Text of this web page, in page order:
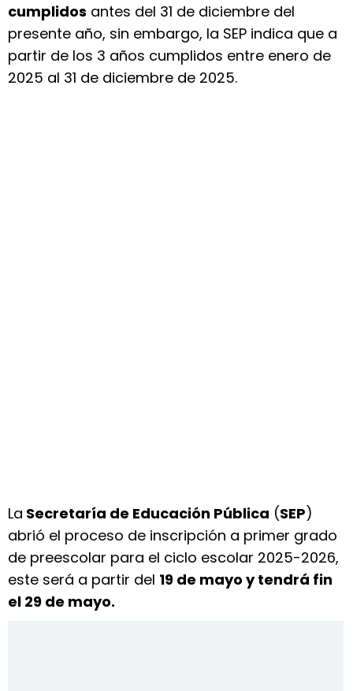
cumplidos antes del 31 de diciembre del
presente año, sin embargo, la SEP indica que a
partir de los 3 años cumplidos entre enero de
2025 al 31 de diciembre de 2025.
La Secretaría de Educación Pública (SEP)
abrió el proceso de inscripción a primer grado
de preescolar para el ciclo escolar 2025-2026,
este será a partir del 19 de mayo y tendrá fin
el 29 de mayo.